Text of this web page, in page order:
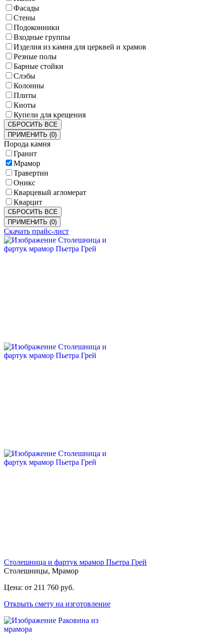
Фасады
Стены
Подоконники
Входные группы
Изделия из камня для церквей и храмов
Резные полы
Барные стойки
Слэбы
Колонны
Плиты
Киоты
Купели для крещения
СБРОСИТЬ ВСЕ
ПРИМЕНИТЬ (0)
Порода камня
Гранит
Мрамор
Травертин
Оникс
Кварцевый агломерат
Кварцит
СБРОСИТЬ ВСЕ
ПРИМЕНИТЬ (0)
Скачать прайс-лист
Столешница и фартук мрамор Пьетра Грей
Столешницы, Мрамор
Цена: от 211 760 руб.
Открыть смету на изготовление